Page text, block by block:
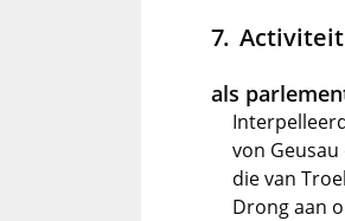
als
von
die van
Drong aan